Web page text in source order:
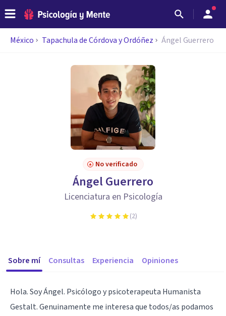
México Tapachula de Córdova y Ordóñez Ángel Guerrero
No verificado
Ángel Guerrero
Licenciatura en Psicología
(2)
Sobre mí Consultas Experiencia Opiniones
Hola. Soy Ángel. Psicólogo y psicoterapeuta Humanista
Gestalt. Genuinamente me interesa que todos/as podamos